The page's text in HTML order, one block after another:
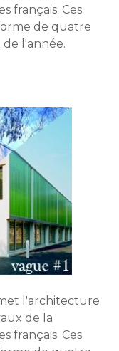
français. Ces
de quatre
de l'année.
l'architecture
de la
français. Ces